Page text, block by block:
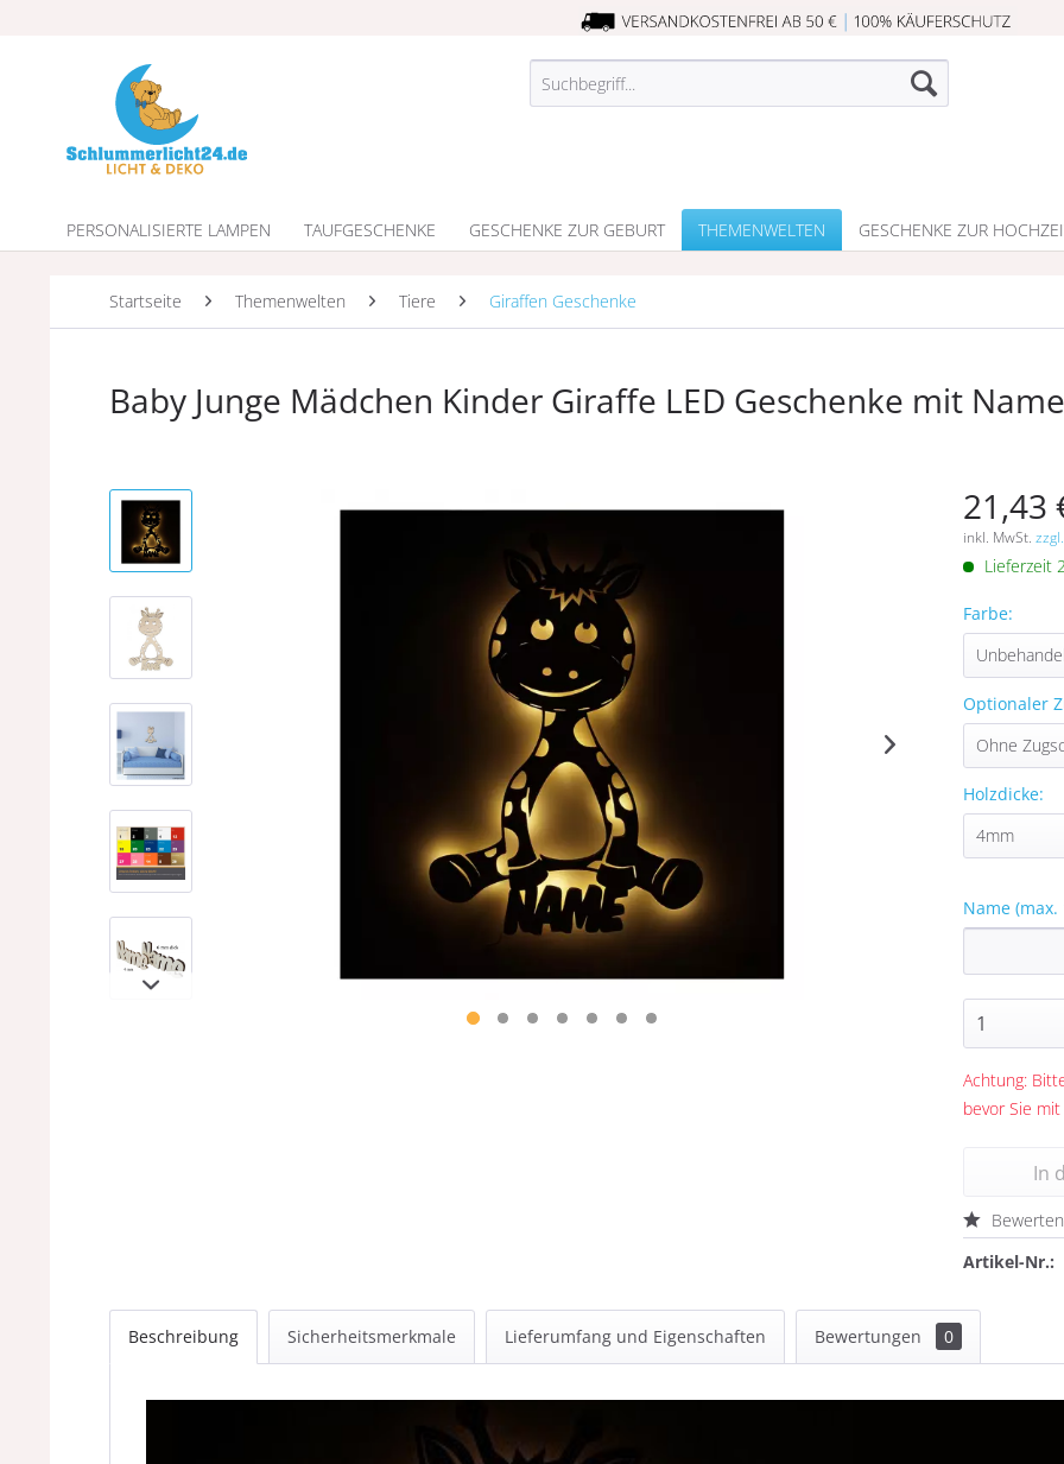
PERSONALISIERTE LAMPEN TAUFGESCHENKE GESCHENKE ZUR GEBURT THEMENWELTEN GESCHENKE ZUR
Startseite Themenwelten Tiere Giraffen Geschenke
Baby Junge Mädchen Kinder Giraffe LED Geschenke mit
21,43
inkl. MwSt.
Lieferzeit
Farbe:
Optionaler
Holzdicke:
Name (max.
Achtung:
bevor Sie
In
Bewerten
Artikel-Nr.:
Beschreibung Sicherheitsmerkmale Lieferumfang und Eigenschaften Bewertungen 0